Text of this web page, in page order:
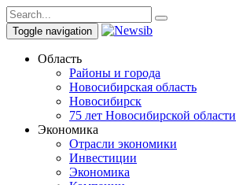
Toggle navigation
Область
Районы и города
Новосибирская область
Новосибирск
75 лет Новосибирской области
Экономика
Отрасли экономики
Инвестиции
Экономика